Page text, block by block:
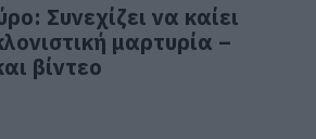
Συνεχίζει να καίει
μαρτυρία –
βίντεο